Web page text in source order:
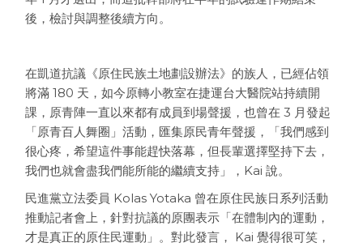
後，檢討與調整後續方向。
在凱道抗議《原住民族土地劃設辦法》的族人，已經佔領
將滿 180 天，如今原轉小教室在捷運台大醫院站持續開
課，原青陣一直以來都有成員到場聲援，也曾在 3 月發起
「原青百人舞圈」活動，匯集原民青年聲援，「我們感到
很心疼，希望這件事能趕快落幕，但長輩選擇堅持下去，
我們也就會盡我們能所能的繼續支持」，Kai 說。
民進黨立法委員 Kolas Yotaka 曾在原住民族日系列活動
推動記者會上，針對抗議的原團表示「在體制內的運動，
才是真正的原住民運動」。對此發言， Kai 覺得很可笑，